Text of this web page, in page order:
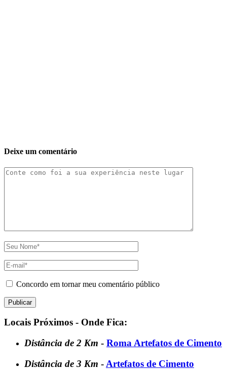
Deixe um comentário
Concordo em tornar meu comentário público
Locais Próximos - Onde Fica:
Distância de 2 Km - Roma Artefatos de Cimento
Distância de 3 Km - Artefatos de Cimento